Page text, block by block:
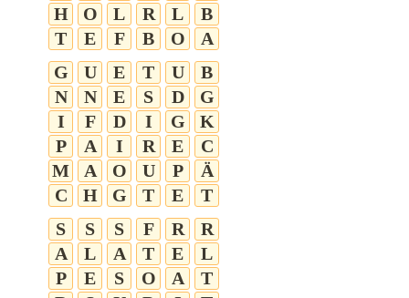
H
O L R L
B
T
E F B O
A
G
U E T U
B
N
N E S D
G
I
F D I G
K
P
A I R E
C
M
A O U P
Ä
C
H G T E
T
S
S S F R
R
A
L A T E
L
P
E S O A
T